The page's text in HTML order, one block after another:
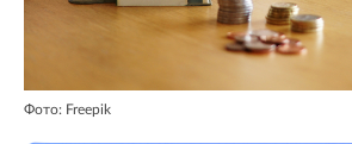
Фото: Freepik